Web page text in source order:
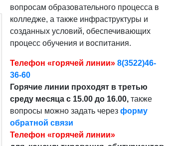
вопросам образовательного процесса в
колледже, а также инфраструктуры и
созданных условий, обеспечивающих
процесс обучения и воспитания.
Телефон «горячей линии» 8(3522)46-
36-60
Горячие линии проходят в третью
среду месяца с 15.00 до 16.00, также
вопросы можно задать через форму
обратной связи
Телефон «горячей линии»